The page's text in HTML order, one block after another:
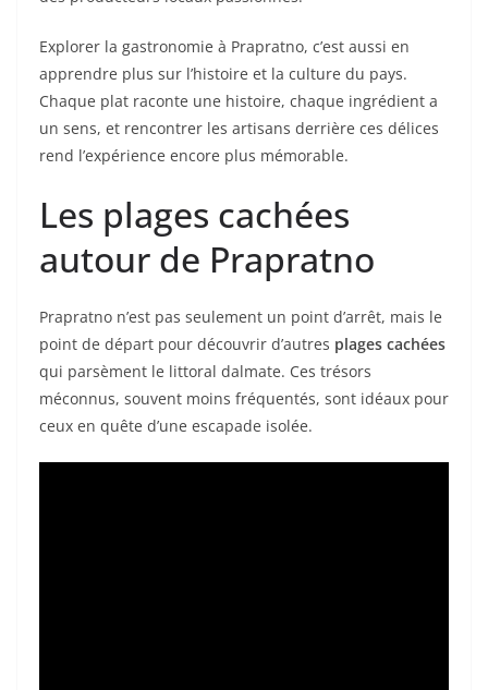
Explorer la gastronomie à Prapratno, c’est aussi en
apprendre plus sur l’histoire et la culture du pays.
Chaque plat raconte une histoire, chaque ingrédient a
un sens, et rencontrer les artisans derrière ces délices
rend l’expérience encore plus mémorable.
Les plages cachées
autour de Prapratno
Prapratno n’est pas seulement un point d’arrêt, mais le
point de départ pour découvrir d’autres plages cachées
qui parsèment le littoral dalmate. Ces trésors
méconnus, souvent moins fréquentés, sont idéaux pour
ceux en quête d’une escapade isolée.